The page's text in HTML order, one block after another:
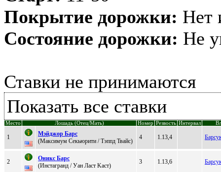
Покрытие дорожки: Нет
Состояние дорожки: Не
Ставки не принимаются
Показать все ставки
Место Лошадь (Отец/Мать) Номер Резвость Интервал
1
Мэйджоp Баpс
(Maкcимум Сeкьюpити / Тэппд Твайс)
4 1.13,4
2
Oникс Баpс
(Инстaгрaнд / Уaн Лaст Kaст)
3 1.13,6